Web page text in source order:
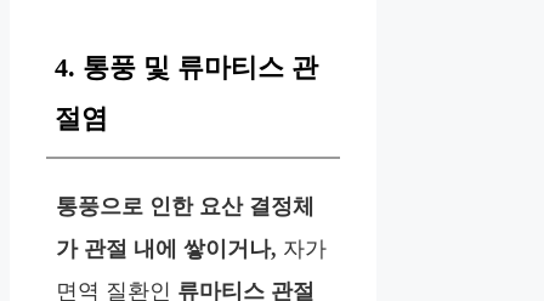
4. 통풍 및 류마티스 관
절염
통풍으로 인한 요산 결정체
가 관절 내에 쌓이거나, 자가
면역 질환인 류마티스 관절